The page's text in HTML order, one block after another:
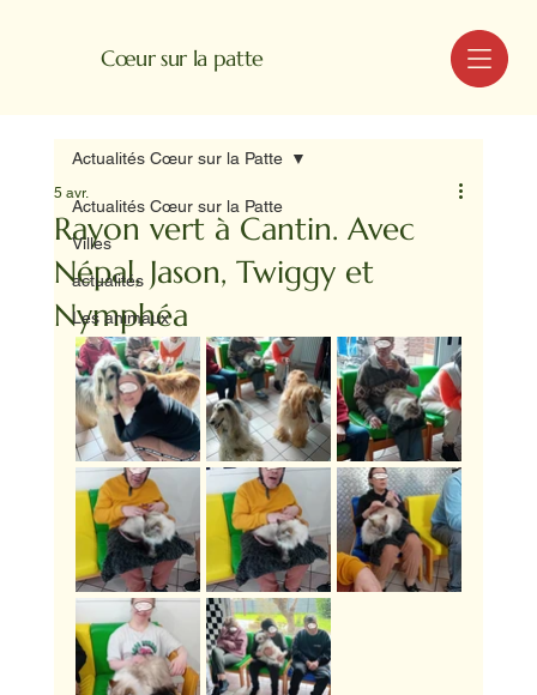
Cœur sur la patte MENU
Actualités Cœur sur la Patte
Villes
actualités
Les animaux
Actualités Cœur sur la Patte
Rayon vert à Cantin. Avec
Népal, Jason, Twiggy et
Nymphéa
5 avr.